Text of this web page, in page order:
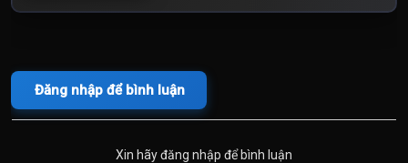
Đăng nhập để bình luận
Xin hãy đăng nhập để bình luận